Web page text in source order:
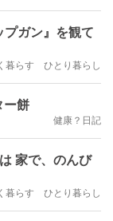
ガン』を観て
暮らす ひとり暮らし
ー餅
健康？日記
家で、のんび
暮らす ひとり暮らし